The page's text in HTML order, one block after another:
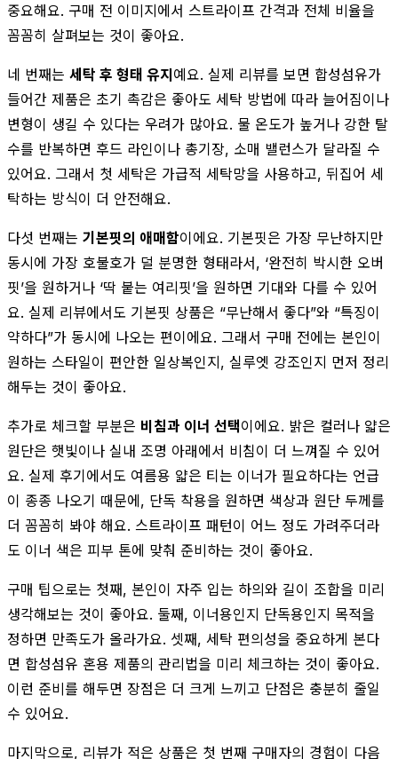
중요해요. 구매 전 이미지에서 스트라이프 간격과 전체 비율을
꼼꼼히 살펴보는 것이 좋아요.
네 번째는 세탁 후 형태 유지예요. 실제 리뷰를 보면 합성섬유가
들어간 제품은 초기 촉감은 좋아도 세탁 방법에 따라 늘어짐이나
변형이 생길 수 있다는 우려가 많아요. 물 온도가 높거나 강한 탈
수를 반복하면 후드 라인이나 총기장, 소매 밸런스가 달라질 수
있어요. 그래서 첫 세탁은 가급적 세탁망을 사용하고, 뒤집어 세
탁하는 방식이 더 안전해요.
다섯 번째는 기본핏의 애매함이에요. 기본핏은 가장 무난하지만
동시에 가장 호불호가 덜 분명한 형태라서, ‘완전히 박시한 오버
핏’을 원하거나 ‘딱 붙는 여리핏’을 원하면 기대와 다를 수 있어
요. 실제 리뷰에서도 기본핏 상품은 “무난해서 좋다”와 “특징이
약하다”가 동시에 나오는 편이에요. 그래서 구매 전에는 본인이
원하는 스타일이 편안한 일상복인지, 실루엣 강조인지 먼저 정리
해두는 것이 좋아요.
추가로 체크할 부분은 비침과 이너 선택이에요. 밝은 컬러나 얇은
원단은 햇빛이나 실내 조명 아래에서 비침이 더 느껴질 수 있어
요. 실제 후기에서도 여름용 얇은 티는 이너가 필요하다는 언급
이 종종 나오기 때문에, 단독 착용을 원하면 색상과 원단 두께를
더 꼼꼼히 봐야 해요. 스트라이프 패턴이 어느 정도 가려주더라
도 이너 색은 피부 톤에 맞춰 준비하는 것이 좋아요.
구매 팁으로는 첫째, 본인이 자주 입는 하의와 길이 조합을 미리
생각해보는 것이 좋아요. 둘째, 이너용인지 단독용인지 목적을
정하면 만족도가 올라가요. 셋째, 세탁 편의성을 중요하게 본다
면 합성섬유 혼용 제품의 관리법을 미리 체크하는 것이 좋아요.
이런 준비를 해두면 장점은 더 크게 느끼고 단점은 충분히 줄일
수 있어요.
마지막으로, 리뷰가 적은 상품은 첫 번째 구매자의 경험이 다음